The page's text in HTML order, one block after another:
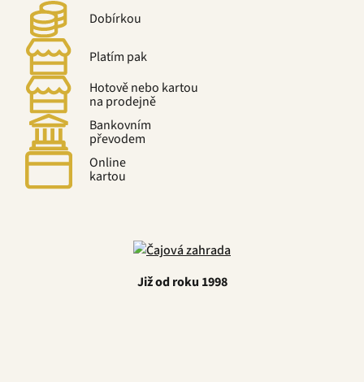
Dobírkou
Platím pak
Hotově nebo kartou
na prodejně
Bankovním
převodem
Online
kartou
Již od roku 1998